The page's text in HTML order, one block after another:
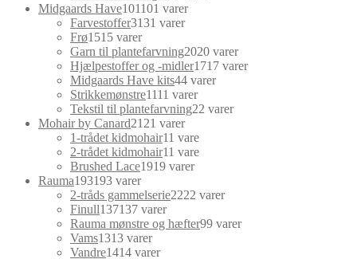
Midgaards Have101101 varer
Farvestoffer3131 varer
Frø1515 varer
Garn til plantefarvning2020 varer
Hjælpestoffer og -midler1717 varer
Midgaards Have kits44 varer
Strikkemønstre1111 varer
Tekstil til plantefarvning22 varer
Mohair by Canard21 21 varer
1-trådet kidmohair11 vare
2-trådet kidmohair11 vare
Brushed Lace1919 varer
Rauma193193 varer
2-tråds gammelserie2222 varer
Finull137137 varer
Rauma mønstre og hæfter99 varer
Vams1313 varer
Vandre1414 varer